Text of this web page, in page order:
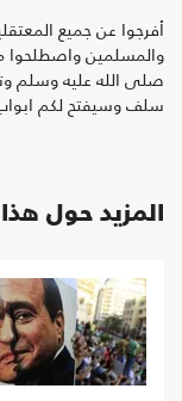
أفرجوا عن جميع
والمسلمين واصطلحوا
صلى الله عليه وسلم
سلف وسيفتح لكم ابواب
المزيد حول